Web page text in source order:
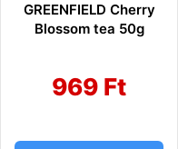
GREENFIELD Cherry
Blossom tea 50g
969 Ft